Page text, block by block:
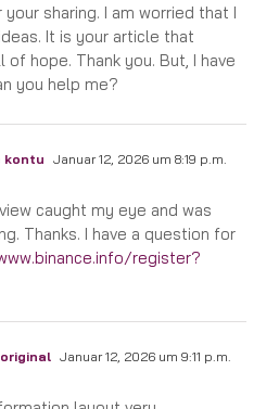
your sharing. I am worried that I
It is your article that
of hope. Thank you. But, I have
you help me?
kontu Januar 12, 2026 um 8:19 p.m.
caught my eye and was
Thanks. I have a question for
register?
Januar 12, 2026 um 9:11 p.m.